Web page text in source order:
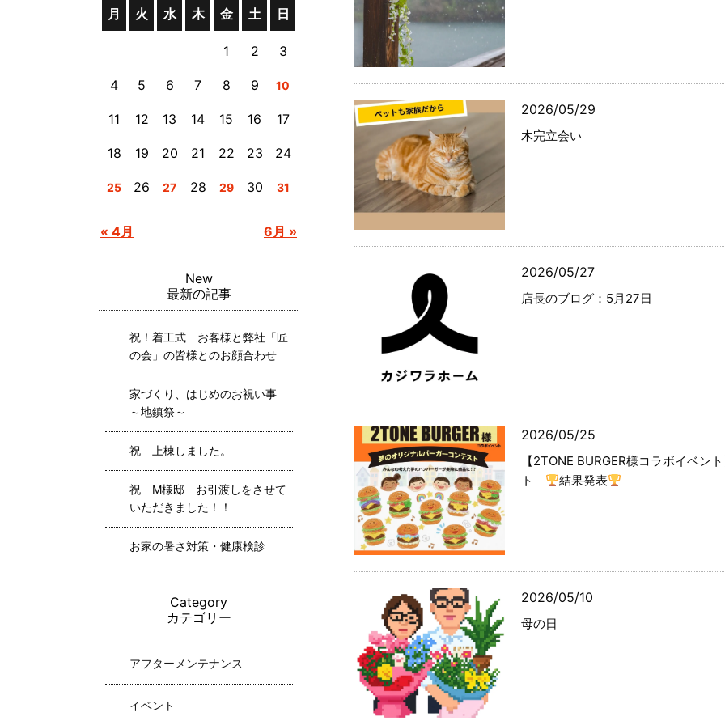
2026/05/29
木完立会い
2026/05/27
店長のブログ：5月27日
2026/05/25
【2TONE BURGER様コラボイベン
ト
結果発表
2026/05/10
母の日
月 火 水 木 金 土 日
« 4月 6月 »
1 2 3
4 5 6 7 8 9 10
11 12 13 14 15 16 17
18 19 20 21 22 23 24
25 26 27 28 29 30 31
New
最新の記事
祝！着工式 お客様と弊社「匠
の会」の皆様とのお顔合わせ
家づくり、はじめのお祝い事
～地鎮祭～
祝 上棟しました。
祝 M様邸 お引渡しをさせて
いただきました！！
お家の暑さ対策・健康検診
Category
カテゴリー
アフターメンテナンス
イベント